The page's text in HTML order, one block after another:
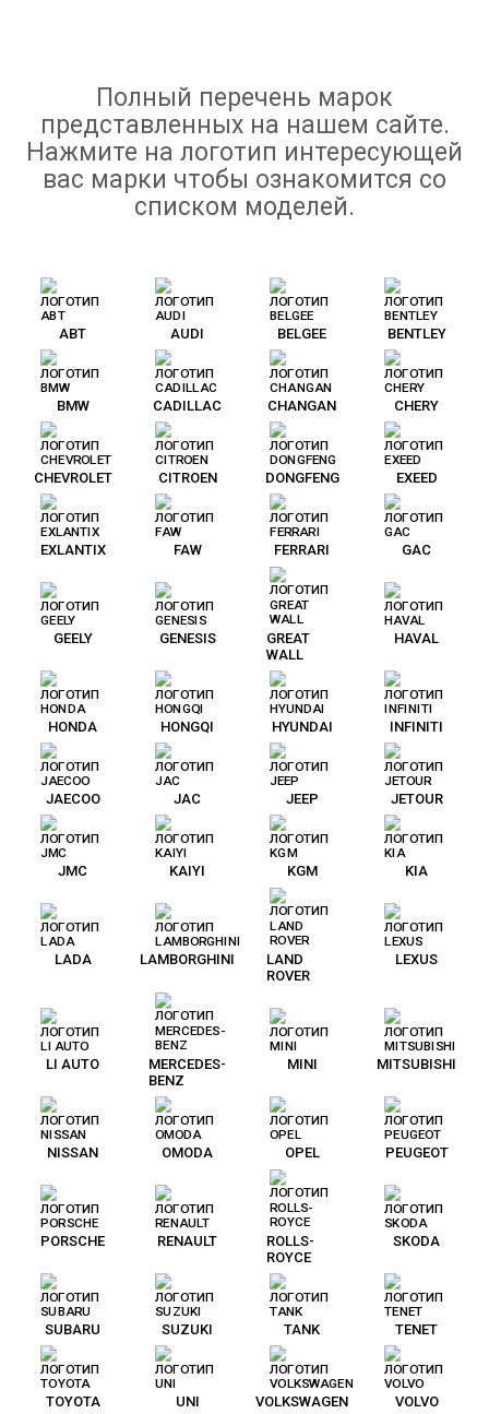
Полный перечень марок
представленных на нашем сайте.
Нажмите на логотип интересующей
вас марки чтобы ознакомится со
списком моделей.
ABT AUDI BELGEE BENTLEY
BMW CADILLAC CHANGAN CHERY
CHEVROLET CITROEN DONGFENG EXEED
EXLANTIX FAW FERRARI GAC
GEELY GENESIS
GREAT
WALL
HAVAL
HONDA HONGQI HYUNDAI INFINITI
JAECOO JAC JEEP JETOUR
JMC KAIYI KGM KIA
LADA LAMBORGHINI
LAND
ROVER
LEXUS
LI AUTO
MERCEDES-
BENZ
MINI MITSUBISHI
NISSAN OMODA OPEL PEUGEOT
PORSCHE RENAULT
ROLLS-
ROYCE
SKODA
SUBARU SUZUKI TANK TENET
TOYOTA UNI VOLKSWAGEN VOLVO